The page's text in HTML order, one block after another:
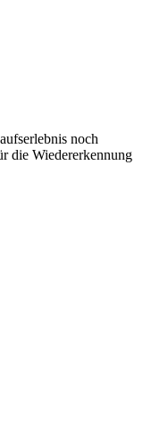
noch
die Wiedererkennung